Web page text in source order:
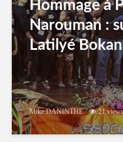
Hommage à
Narouman :
Latilyé
Mike DANINTHE 21 views